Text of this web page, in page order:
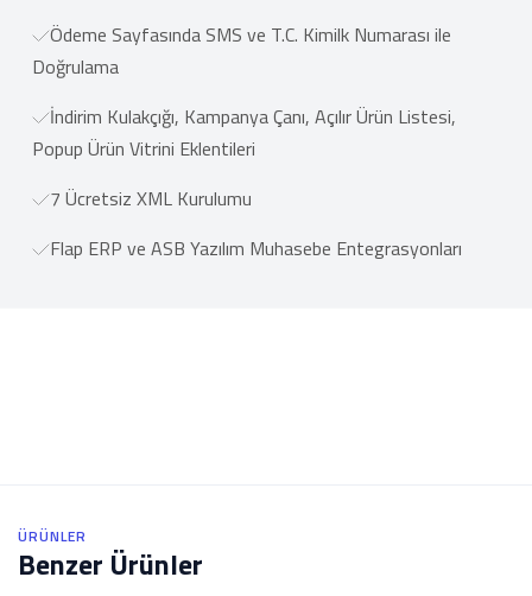
Ödeme Sayfasında SMS ve T.C. Kimilk Numarası ile
Doğrulama
İndirim Kulakçığı, Kampanya Çanı, Açılır Ürün Listesi,
Popup Ürün Vitrini Eklentileri
7 Ücretsiz XML Kurulumu
Flap ERP ve ASB Yazılım Muhasebe Entegrasyonları
ÜRÜNLER
Benzer Ürünler